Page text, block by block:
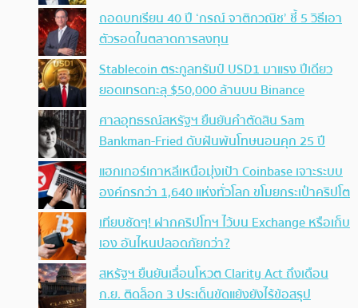
ถอดบทเรียน 40 ปี ‘กรณ์ จาติกวณิช’ ชี้ 5 วิธีเอา
ตัวรอดในตลาดการลงทุน
Stablecoin ตระกูลทรัมป์ USD1 มาแรง ปีเดียว
ยอดเทรดทะลุ $50,000 ล้านบน Binance
ศาลอุทธรณ์สหรัฐฯ ยืนยันคำตัดสิน Sam
Bankman-Fried ดับฝันพ้นโทษนอนคุก 25 ปี
แฮกเกอร์เกาหลีเหนือมุ่งเป้า Coinbase เจาะระบบ
องค์กรกว่า 1,640 แห่งทั่วโลก ขโมยกระเป๋าคริปโต
เทียบชัดๆ! ฝากคริปโทฯ ไว้บน Exchange หรือเก็บ
เอง อันไหนปลอดภัยกว่า?
สหรัฐฯ ยืนยันเลื่อนโหวต Clarity Act ถึงเดือน
ก.ย. ติดล็อก 3 ประเด็นขัดแย้งยังไร้ข้อสรุป